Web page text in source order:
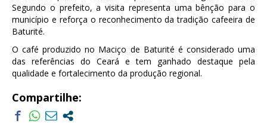
Segundo o prefeito, a visita representa uma bênção para o
município e reforça o reconhecimento da tradição cafeeira de
Baturité.
O café produzido no Maciço de Baturité é considerado uma
das referências do Ceará e tem ganhado destaque pela
qualidade e fortalecimento da produção regional.
Compartilhe: